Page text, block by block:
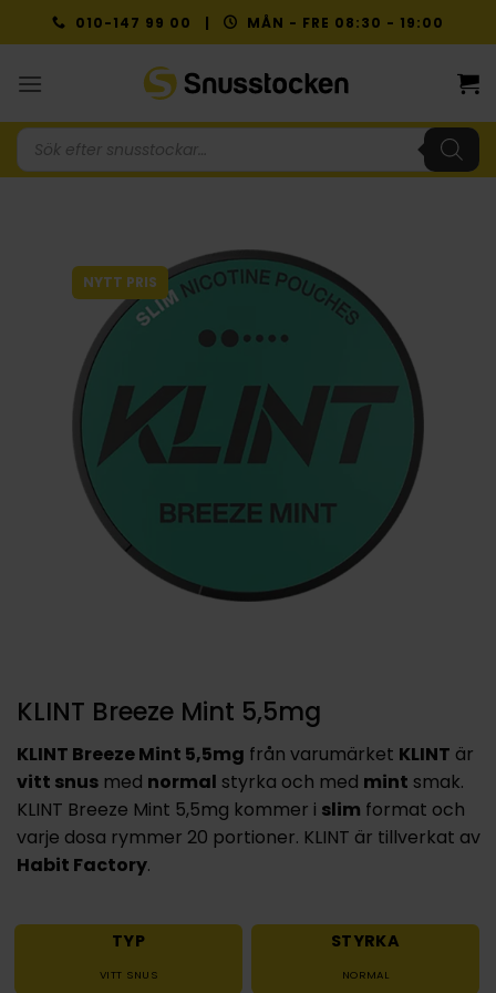
to
010-147 99 00 | MÅN - FRE 08:30 - 19:00
Produktsökning
NYTT PRIS
KLINT Breeze Mint 5,5mg
KLINT Breeze Mint 5,5mg från varumärket KLINT är
vitt snus med normal styrka och med mint smak.
KLINT Breeze Mint 5,5mg kommer i slim format och
varje dosa rymmer 20 portioner. KLINT är tillverkat av
Habit Factory.
TYP
VITT SNUS
STYRKA
NORMAL